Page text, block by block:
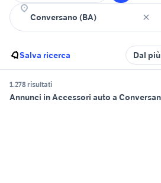
Salva ricerca Dal
1.278 risultati
Annunci in Accessori auto a